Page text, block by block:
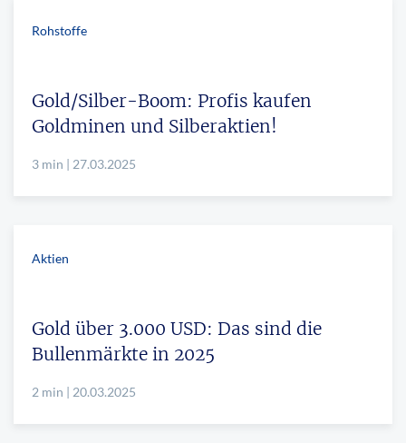
Rohstoffe
Gold/Silber-Boom: Profis kaufen
Goldminen und Silberaktien!
3 min | 27.03.2025
Aktien
Gold über 3.000 USD: Das sind die
Bullenmärkte in 2025
2 min | 20.03.2025